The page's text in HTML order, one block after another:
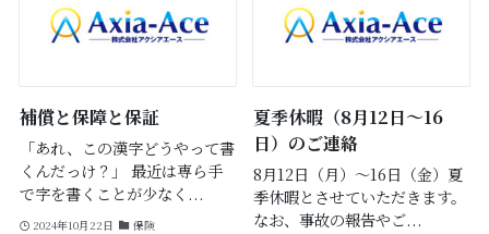
補償と保障と保証
「あれ、この漢字どうやって書
くんだっけ？」 最近は専ら手
で字を書くことが少なく...
2024年10月22日 保険
夏季休暇（8月12日～16
日）のご連絡
8月12日（月）～16日（金）夏
季休暇とさせていただきます。
なお、事故の報告やご...